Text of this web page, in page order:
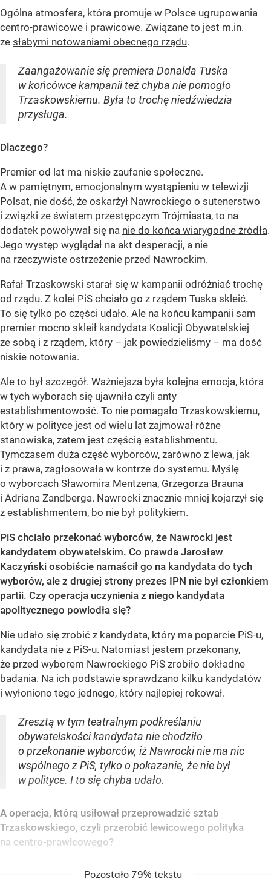
Ogólna atmosfera, która promuje w Polsce ugrupowania
centro-prawicowe i prawicowe. Związane to jest m.in.
ze słabymi notowaniami obecnego rządu.
Zaangażowanie się premiera Donalda Tuska
w końcówce kampanii też chyba nie pomogło
Trzaskowskiemu. Była to trochę niedźwiedzia
przysługa.
Dlaczego?
Premier od lat ma niskie zaufanie społeczne.
A w pamiętnym, emocjonalnym wystąpieniu w telewizji
Polsat, nie dość, że oskarżył Nawrockiego o sutenerstwo
i związki ze światem przestępczym Trójmiasta, to na
dodatek powoływał się na nie do końca wiarygodne źródła.
Jego występ wyglądał na akt desperacji, a nie
na rzeczywiste ostrzeżenie przed Nawrockim.
Rafał Trzaskowski starał się w kampanii odróżniać trochę
od rządu. Z kolei PiS chciało go z rządem Tuska skleić.
To się tylko po części udało. Ale na końcu kampanii sam
premier mocno skleił kandydata Koalicji Obywatelskiej
ze sobą i z rządem, który – jak powiedzieliśmy – ma dość
niskie notowania.
Ale to był szczegół. Ważniejsza była kolejna emocja, która
w tych wyborach się ujawniła czyli anty
establishmentowość. To nie pomagało Trzaskowskiemu,
który w polityce jest od wielu lat zajmował różne
stanowiska, zatem jest częścią establishmentu.
Tymczasem duża część wyborców, zarówno z lewa, jak
i z prawa, zagłosowała w kontrze do systemu. Myślę
o wyborcach Sławomira Mentzena, Grzegorza Brauna
i Adriana Zandberga. Nawrocki znacznie mniej kojarzył się
z establishmentem, bo nie był politykiem.
PiS chciało przekonać wyborców, że Nawrocki jest
kandydatem obywatelskim. Co prawda Jarosław
Kaczyński osobiście namaścił go na kandydata do tych
wyborów, ale z drugiej strony prezes IPN nie był członkiem
partii. Czy operacja uczynienia z niego kandydata
apolitycznego powiodła się?
Nie udało się zrobić z kandydata, który ma poparcie PiS-u,
kandydata nie z PiS-u. Natomiast jestem przekonany,
że przed wyborem Nawrockiego PiS zrobiło dokładne
badania. Na ich podstawie sprawdzano kilku kandydatów
i wyłoniono tego jednego, który najlepiej rokował.
Zresztą w tym teatralnym podkreślaniu
obywatelskości kandydata nie chodziło
o przekonanie wyborców, iż Nawrocki nie ma nic
wspólnego z PiS, tylko o pokazanie, że nie był
w polityce. I to się chyba udało.
A operacja, którą usiłował przeprowadzić sztab
Trzaskowskiego, czyli przerobić lewicowego polityka
na centro-prawicowego?
Pozostało 79% tekstu